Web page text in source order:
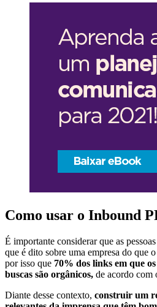
Como usar o Inbound
É importante considerar que as
que é dito sobre uma empresa do que
por isso que 70% dos links em que
buscas são orgânicos, de acordo com
Diante desse contexto, construir um